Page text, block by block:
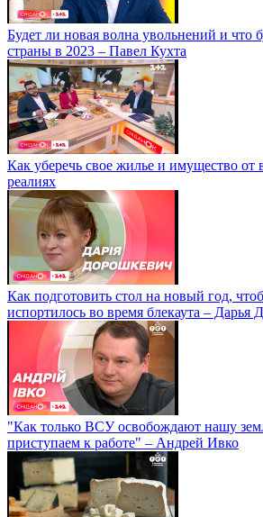
Будет ли новая волна увольнений и что
страны в 2023 – Павел Кухта
Как уберечь свое жилье и имущество от
реалиях
Как подготовить стол на новый год,
испортилось во время блекаута – Дарья
"Как только ВСУ освобождают нашу
приступаем к работе" – Андрей Ивко